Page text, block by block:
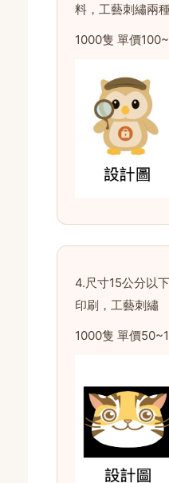
料，工藝刺繡兩
1000隻 單價
4.尺寸15公分以
印刷，工藝刺繡
1000隻 單價